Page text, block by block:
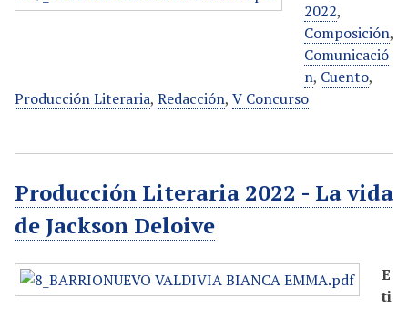
2022,
Composición,
Comunicació
n, Cuento,
Producción Literaria, Redacción, V Concurso
Producción Literaria 2022 - La vida
de Jackson Deloive
E
ti